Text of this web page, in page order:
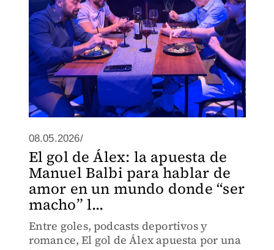
08.05.2026/
El gol de Álex: la apuesta de
Manuel Balbi para hablar de
amor en un mundo donde “ser
macho” l...
Entre goles, podcasts deportivos y
romance, El gol de Álex apuesta por una